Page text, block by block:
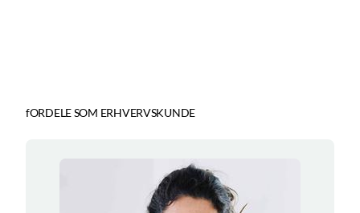
fORDELE SOM ERHVERVSKUNDE